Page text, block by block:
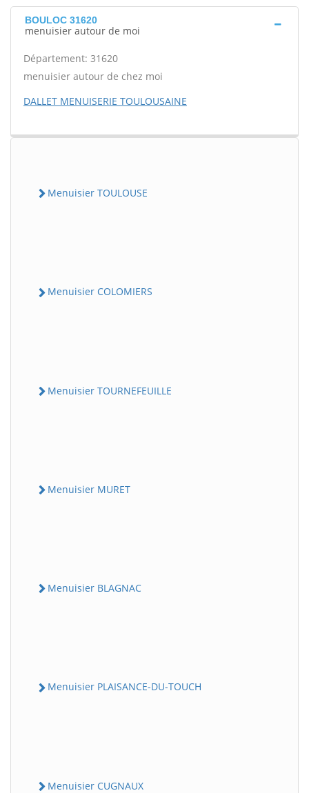
BOULOC 31620
menuisier autour de moi
Département: 31620
menuisier autour de chez moi
DALLET MENUISERIE TOULOUSAINE
Menuisier TOULOUSE
Menuisier COLOMIERS
Menuisier TOURNEFEUILLE
Menuisier MURET
Menuisier BLAGNAC
Menuisier PLAISANCE-DU-TOUCH
Menuisier CUGNAUX